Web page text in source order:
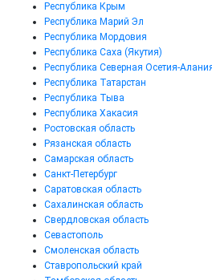
Республика Крым
Республика Марий Эл
Республика Мордовия
Республика Саха (Якутия)
Республика Северная Осетия-
Республика Татарстан
Республика Тыва
Республика Хакасия
Ростовская область
Рязанская область
Самарская область
Санкт-Петербург
Саратовская область
Сахалинская область
Свердловская область
Севастополь
Смоленская область
Ставропольский край